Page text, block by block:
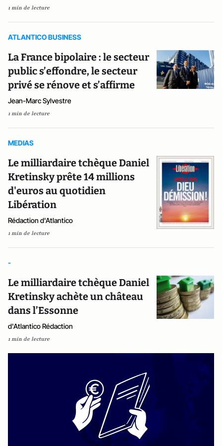
1 min de lecture
ATLANTICO BUSINESS
La France bipolaire : le secteur
public s’effondre, le secteur
privé se rénove et s’affirme
Jean-Marc Sylvestre
1 min de lecture
MEDIAS
Le milliardaire tchèque Daniel
Kretinsky prête 14 millions
d'euros au quotidien
Libération
Rédaction d'Atlantico
1 min de lecture
-
Le milliardaire tchèque Daniel
Kretinsky achète un château
dans l’Essonne
d'Atlantico Rédaction
1 min de lecture